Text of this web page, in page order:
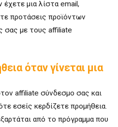
έχετε μια λίστα email,
προτάσεις προϊόντων
σας με τους affiliate
όταν γίνεται μια
affiliate σύνδεσμο σας και
εσείς κερδίζετε προμήθεια.
από το πρόγραμμα που